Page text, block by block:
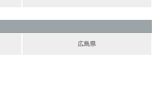
広島県